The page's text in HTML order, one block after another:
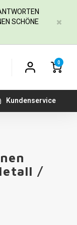
SCHÖNE
0
Kundenservice
/